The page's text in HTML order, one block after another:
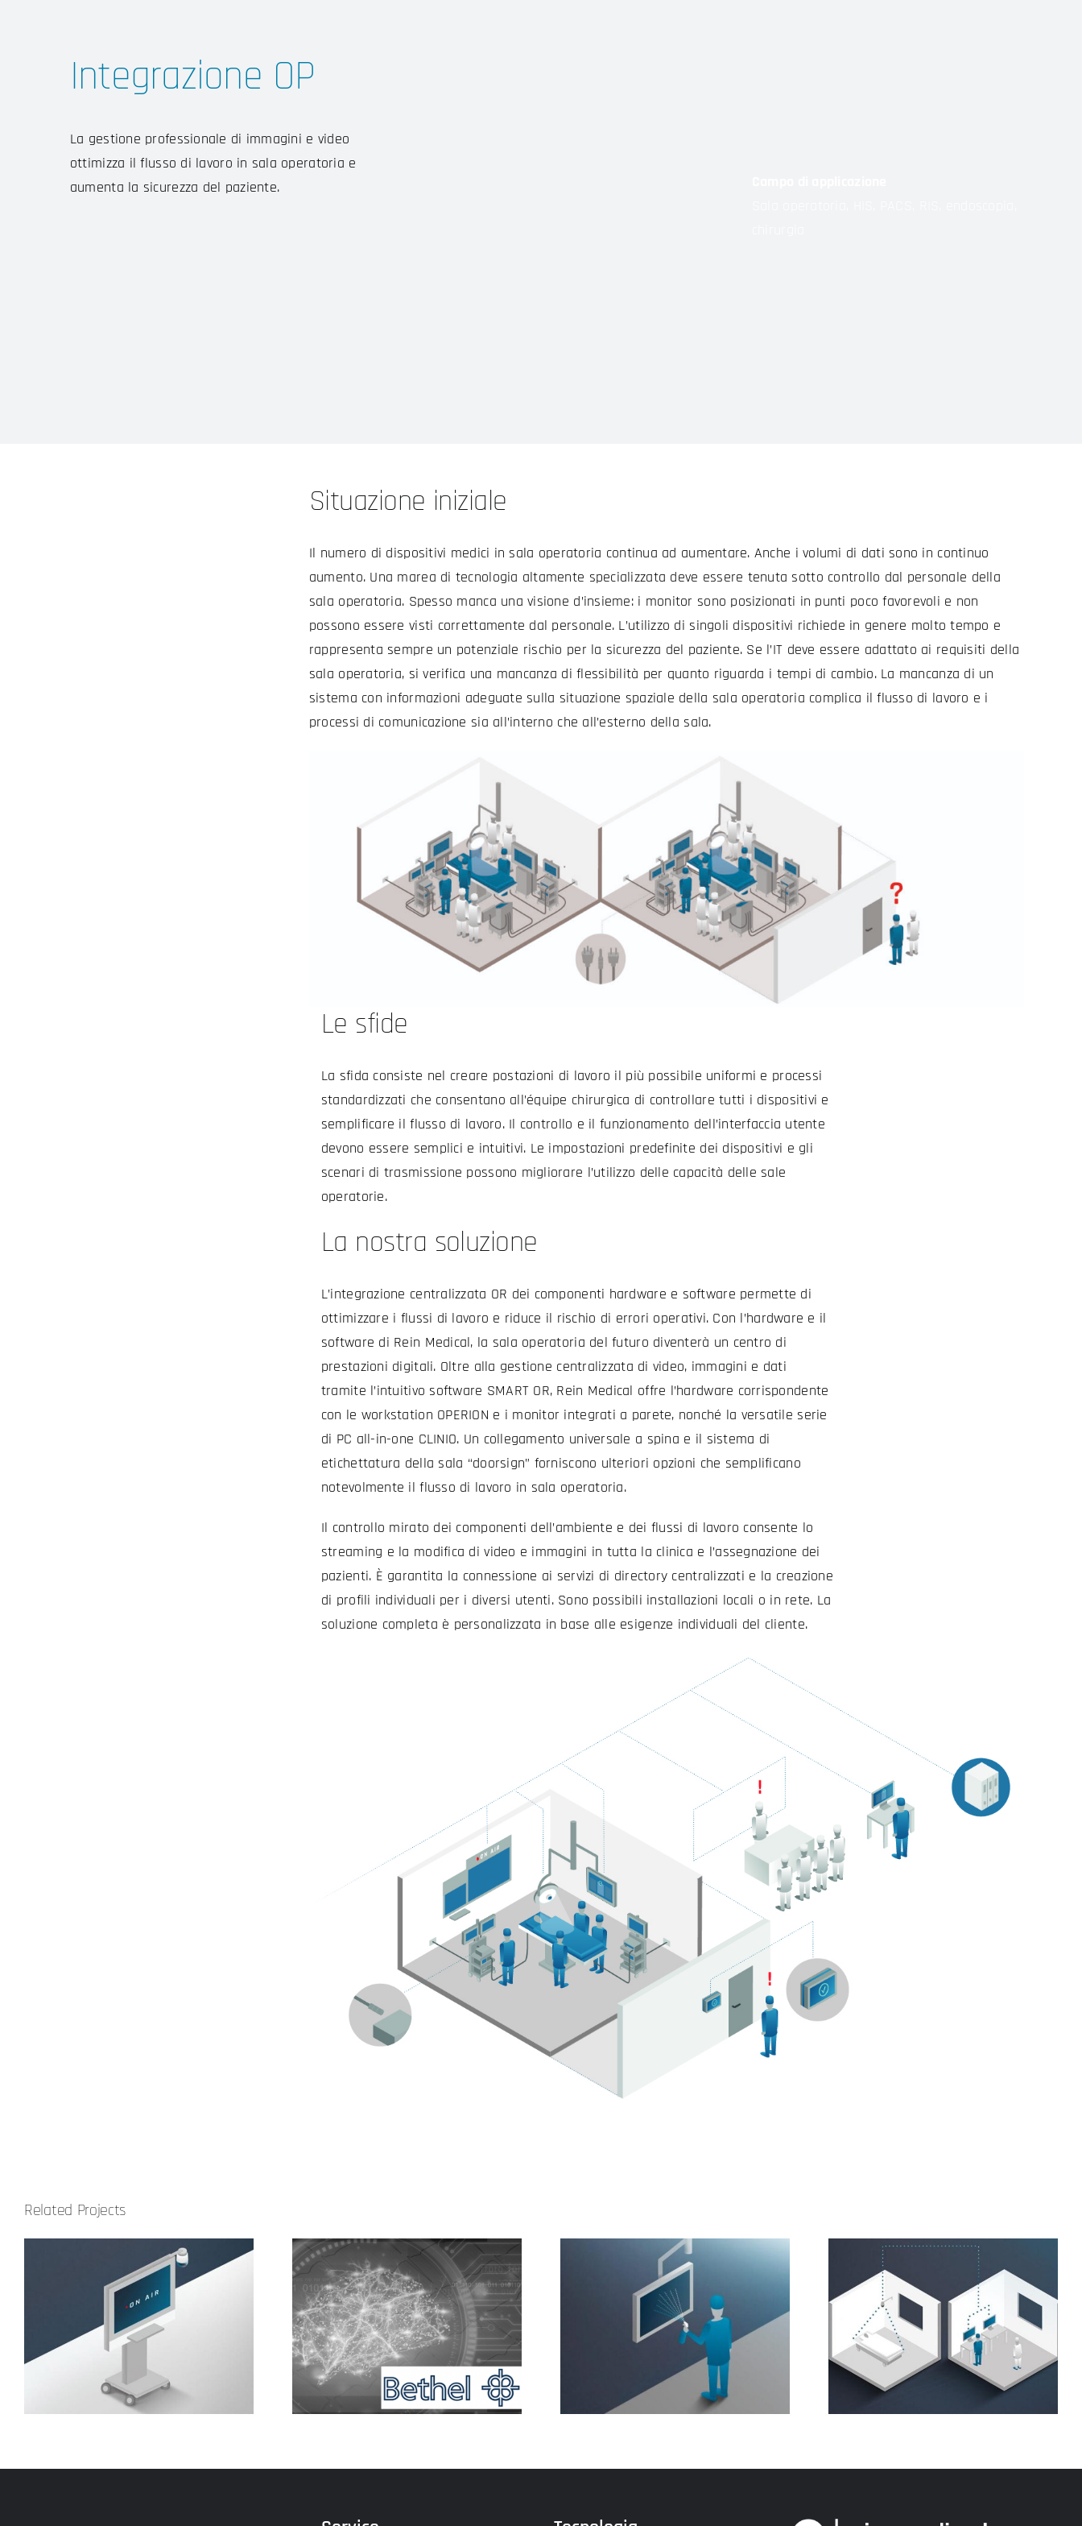
Integrazione OP
La gestione professionale di immagini e video
ottimizza il flusso di lavoro in sala operatoria e
aumenta la sicurezza del paziente.
Situazione iniziale
Il numero di dispositivi medici in sala operatoria continua ad aumentare. Anche i volumi di dati sono in continuo
aumento. Una marea di tecnologia altamente specializzata deve essere tenuta sotto controllo dal personale della
sala operatoria. Spesso manca una visione d’insieme: i monitor sono posizionati in punti poco favorevoli e non
possono essere visti correttamente dal personale. L’utilizzo di singoli dispositivi richiede in genere molto tempo e
rappresenta sempre un potenziale rischio per la sicurezza del paziente. Se l’IT deve essere adattato ai requisiti della
sala operatoria, si verifica una mancanza di flessibilità per quanto riguarda i tempi di cambio. La mancanza di un
sistema con informazioni adeguate sulla situazione spaziale della sala operatoria complica il flusso di lavoro e i
processi di comunicazione sia all’interno che all’esterno della sala.
Le sfide
La sfida consiste nel creare postazioni di lavoro il più possibile uniformi e processi
standardizzati che consentano all’équipe chirurgica di controllare tutti i dispositivi e
semplificare il flusso di lavoro. Il controllo e il funzionamento dell’interfaccia utente
devono essere semplici e intuitivi. Le impostazioni predefinite dei dispositivi e gli
scenari di trasmissione possono migliorare l’utilizzo delle capacità delle sale
operatorie.
La nostra soluzione
L’integrazione centralizzata OR dei componenti hardware e software permette di
ottimizzare i flussi di lavoro e riduce il rischio di errori operativi. Con l’hardware e il
software di Rein Medical, la sala operatoria del futuro diventerà un centro di
prestazioni digitali. Oltre alla gestione centralizzata di video, immagini e dati
tramite l’intuitivo software SMART OR, Rein Medical offre l’hardware corrispondente
con le workstation OPERION e i monitor integrati a parete, nonché la versatile serie
di PC all-in-one CLINIO. Un collegamento universale a spina e il sistema di
etichettatura della sala “doorsign” forniscono ulteriori opzioni che semplificano
notevolmente il flusso di lavoro in sala operatoria.
Il controllo mirato dei componenti dell’ambiente e dei flussi di lavoro consente lo
streaming e la modifica di video e immagini in tutta la clinica e l’assegnazione dei
pazienti. È garantita la connessione ai servizi di directory centralizzati e la creazione
di profili individuali per i diversi utenti. Sono possibili installazioni locali o in rete. La
soluzione completa è personalizzata in base alle esigenze individuali del cliente.
Related Projects
Centro per l’epilessia
Ambiente sterile
Monitoraggio del
paziente
Trasmissione in sala
conferenze